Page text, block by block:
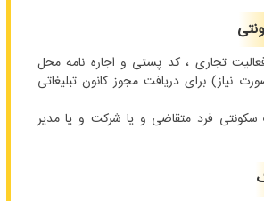
تجاری ، کد پستی و اجاره نامه محل
نیاز) برای دریافت مجوز کانون تبلیغاتی
سکونتی فرد متقاضی و یا شرکت و یا مدیر